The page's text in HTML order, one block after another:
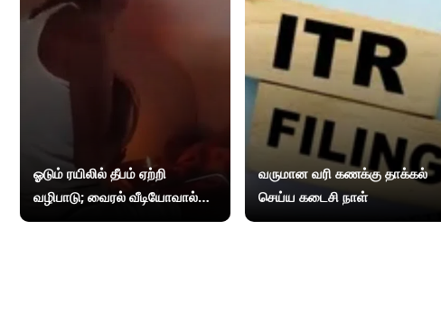
ஓடும் ரயிலில் தீபம் ஏற்றி
வழிபாடு; வைரல் வீடியோவால்
சர்ச்சை
வருமான வரி கணக்கு தாக்கல்
செய்ய கடைசி நாள்